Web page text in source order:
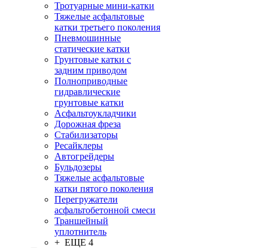
Тротуарные мини-катки
Тяжелые асфальтовые
катки третьего поколения
Пневмошинные
статические катки
Грунтовые катки с
задним приводом
Полноприводные
гидравлические
грунтовые катки
Асфальтоукладчики
Дорожная фреза
Стабилизаторы
Ресайклеры
Автогрейдеры
Бульдозеры
Тяжелые асфальтовые
катки пятого поколения
Перегружатели
асфальтобетонной смеси
Траншейный
уплотнитель
+ ЕЩЕ 4